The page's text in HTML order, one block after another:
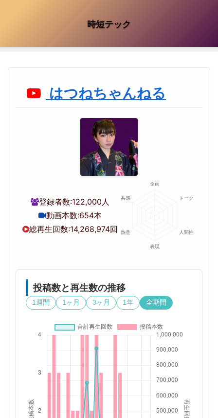
時短テック
はつねちゃんねる
登録者数:122,000人
動画本数:654本
総再生回数:14,268,974回
投稿数と再生数の推移
1週間 1ヶ月 3ヶ月 1年 全期間